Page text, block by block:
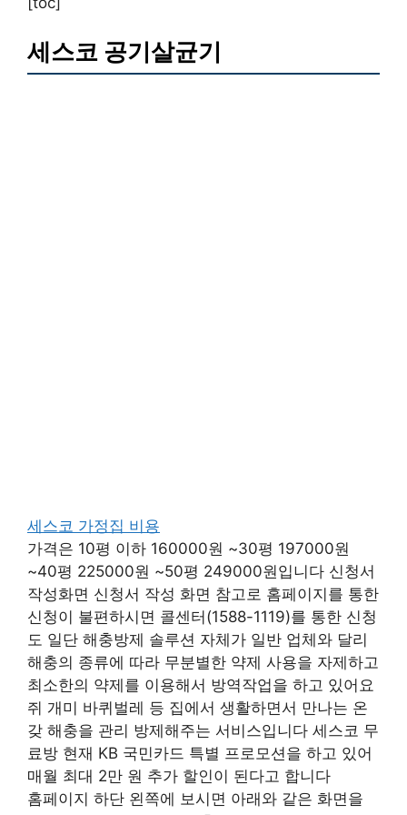
세스코 공기살균기
세스코 가정집 비용
가격은 10평 이하 160000원 ~30평 197000원
~40평 225000원 ~50평 249000원입니다 신청서
작성화면 신청서 작성 화면 참고로 홈페이지를 통한
신청이 불편하시면 콜센터(1588-1119)를 통한 신청
도 일단 해충방제 솔루션 자체가 일반 업체와 달리
해충의 종류에 따라 무분별한 약제 사용을 자제하고
최소한의 약제를 이용해서 방역작업을 하고 있어요
쥐 개미 바퀴벌레 등 집에서 생활하면서 만나는 온
갖 해충을 관리 방제해주는 서비스입니다 세스코 무
료방 현재 KB 국민카드 특별 프로모션을 하고 있어
매월 최대 2만 원 추가 할인이 된다고 합니다
홈페이지 하단 왼쪽에 보시면 아래와 같은 화면을